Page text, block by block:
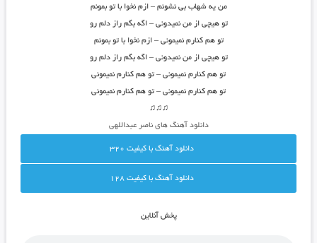
من یه شهاب بی نشونم – ازم نخوا با تو بمونم
تو هیچی از من نمیدونی – اگه بگم راز دلم رو
تو هم کنارم نمیمونی – ازم نخوا با تو بمونم
تو هیچی از من نمیدونی – اگه بگم راز دلم رو
تو هم کنارم نمیمونی – تو هم کنارم نمیمونی
تو هم کنارم نمیمونی – تو هم کنارم نمیمونی
♫♫♫
دانلود آهنگ های ناصر عبداللهی
دانلود آهنگ با کيفيت 320
دانلود آهنگ با کيفيت 128
پخش آنلاين